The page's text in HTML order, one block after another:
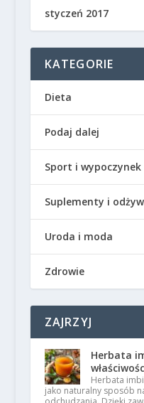
styczeń 2017
KATEGORIE
Dieta
Podaj dalej
Sport i wypoczynek
Suplementy i
Uroda i moda
Zdrowie
ZAJRZYJ
Herbata
Herbata
jako naturalny sposób